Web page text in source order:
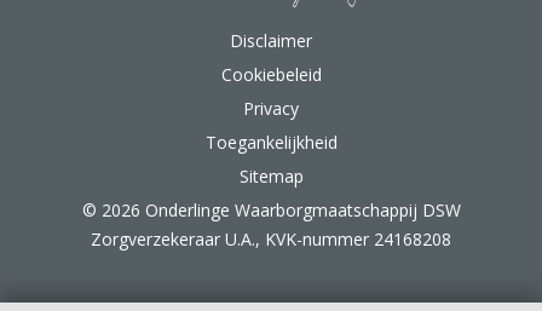
Disclaimer
Cookiebeleid
Privacy
Toegankelijkheid
Sitemap
© 2026 Onderlinge Waarborgmaatschappij DSW
Zorgverzekeraar U.A., KVK-nummer 24168208